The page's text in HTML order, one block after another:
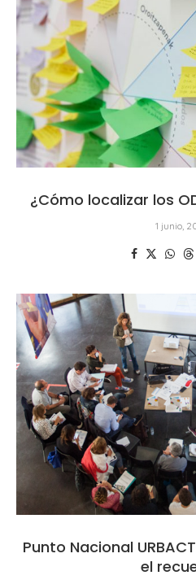
¿Cómo localizar los
1 junio,
Punto Nacional
el